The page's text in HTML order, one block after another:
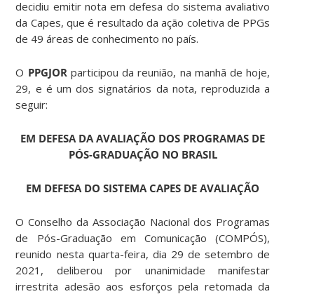
decidiu emitir nota em defesa do sistema avaliativo
da Capes, que é resultado da ação coletiva de PPGs
de 49 áreas de conhecimento no país.
O PPGJOR participou da reunião, na manhã de hoje,
29, e é um dos signatários da nota, reproduzida a
seguir:
EM DEFESA DA AVALIAÇÃO DOS PROGRAMAS DE
PÓS-GRADUAÇÃO NO BRASIL
EM DEFESA DO SISTEMA CAPES DE AVALIAÇÃO
O Conselho da Associação Nacional dos Programas
de Pós-Graduação em Comunicação (COMPÓS),
reunido nesta quarta-feira, dia 29 de setembro de
2021, deliberou por unanimidade manifestar
irrestrita adesão aos esforços pela retomada da